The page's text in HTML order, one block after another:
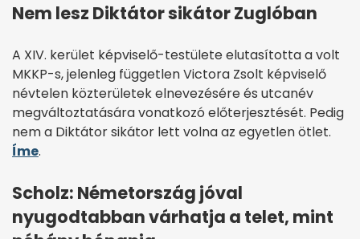
Nem lesz Diktátor sikátor Zuglóban
A XIV. kerület képviselő-testülete elutasította a volt
MKKP-s, jelenleg független Victora Zsolt képviselő
névtelen közterületek elnevezésére és utcanév
megváltoztatására vonatkozó előterjesztését. Pedig
nem a Diktátor sikátor lett volna az egyetlen ötlet.
Íme.
Scholz: Németország jóval
nyugodtabban várhatja a telet, mint